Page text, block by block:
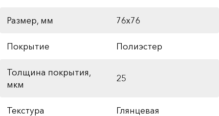
Размер, мм 76x76
Покрытие Полиэстер
Толщина покрытия,
мкм
25
Текстура Глянцевая